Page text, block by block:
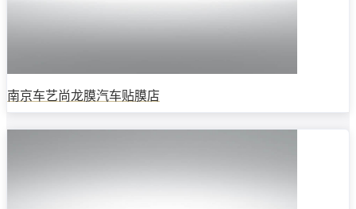
南京车艺尚龙膜汽车贴膜店